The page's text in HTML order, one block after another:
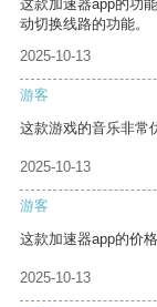
这款加速器app的功
动切换线路的功能。
2025-10-13
游客
这款游戏的音乐非常
2025-10-13
游客
这款加速器app的价
2025-10-13